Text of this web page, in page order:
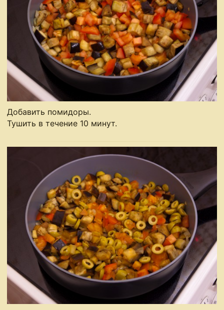
Добавить помидоры.
Тушить в течение 10 минут.